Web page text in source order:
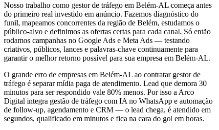
Nosso trabalho como gestor de tráfego em Belém-AL começa antes
do primeiro real investido em anúncio. Fazemos diagnóstico do
funil, mapeamos concorrentes da região de Belém, estudamos o
público-alvo e definimos as ofertas certas para cada canal. Só então
rodamos campanhas no Google Ads e Meta Ads — testando
criativos, públicos, lances e palavras-chave continuamente para
garantir o melhor retorno possível para sua empresa em Belém-AL.
O grande erro de empresas em Belém-AL ao contratar gestor de
tráfego é separar mídia paga de atendimento. Lead que demora 30
minutos para ser respondido vale 80% menos. Por isso a Arco
Digital integra gestão de tráfego com IA no WhatsApp e automação
de follow-up, agendamento e CRM — o lead chega, é atendido em
segundos, qualificado em minutos e fica na cara do gol em horas.